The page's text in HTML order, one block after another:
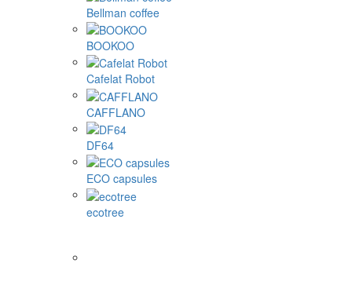
Bellman coffee
BOOKOO
Cafelat Robot
CAFFLANO
DF64
ECO capsules
ecotree